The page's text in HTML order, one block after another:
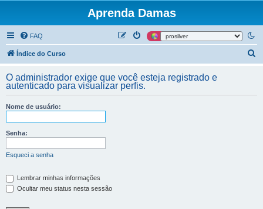
Aprenda Damas
FAQ
Índice do Curso
q
O administrador exige que você esteja registrado e
autenticado para visualizar perfis.
Nome de usuário:
Senha:
Esqueci a senha
Lembrar minhas informações
Ocultar meu status nesta sessão